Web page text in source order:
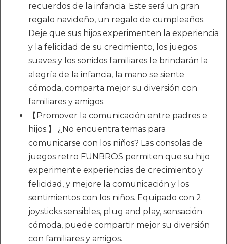
recuerdos de la infancia. Este será un gran
regalo navideño, un regalo de cumpleaños.
Deje que sus hijos experimenten la experiencia
y la felicidad de su crecimiento, los juegos
suaves y los sonidos familiares le brindarán la
alegría de la infancia, la mano se siente
cómoda, comparta mejor su diversión con
familiares y amigos.
【Promover la comunicación entre padres e
hijos.】 ¿No encuentra temas para
comunicarse con los niños? Las consolas de
juegos retro FUNBROS permiten que su hijo
experimente experiencias de crecimiento y
felicidad, y mejore la comunicación y los
sentimientos con los niños. Equipado con 2
joysticks sensibles, plug and play, sensación
cómoda, puede compartir mejor su diversión
con familiares y amigos.